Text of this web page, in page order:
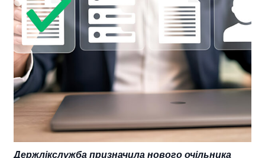
Держлікслужба призначила нового очільника